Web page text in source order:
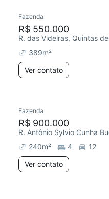
Fazenda
R$ 550.000
R. das Videiras, Quintas
389m²
Ver contato
Fazenda
R$ 900.000
R. Antônio Sylvio Cunha
240m² 4
12
Ver contato